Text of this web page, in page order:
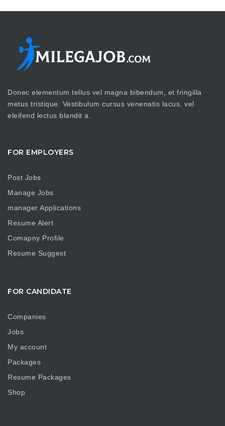
Donec elementum tellus vel magna bibendum, et fringilla
metus tristique. Vestibulum cursus venenatis lacus, vel
eleifend lectus blandit a.
FOR EMPLOYERS
Post Jobs
Manage Jobs
manager Applications
Resume Alert
Comapny Profile
Resume Suggest
FOR CANDIDATE
Companies
Jobs
My account
Packages
Resume Packages
Shop